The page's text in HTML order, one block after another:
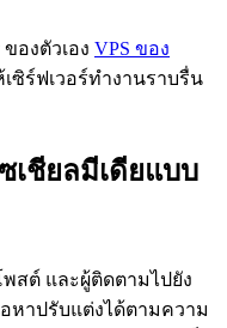
องตัวเอง VPS ของ
ซิร์ฟเวอร์ทำงานราบรื่น
เชียลมีเดียแบบ
สต์ และผู้ติดตามไปยัง
หาปรับแต่งได้ตามความ